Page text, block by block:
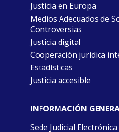
Justicia en Europa
Medios Adecuados de
Controversias
Justicia digital
Cooperación jurídica
Estadísticas
Justicia accesible
INFORMACIÓN
Sede Judicial Electrónica